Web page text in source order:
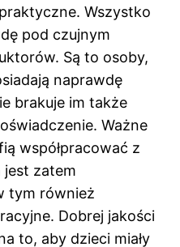
Wszystko
pod czujnym
Są to osoby,
naprawdę
brakuje im także
Ważne
współpracować z
jest zatem
tym również
Dobrej jakości
to, aby dzieci miały